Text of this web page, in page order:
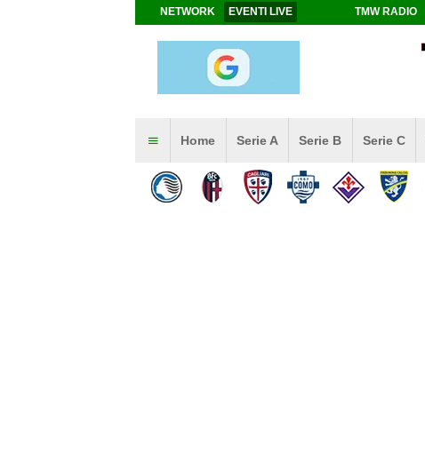
NETWORK EVENTI LIVE TMW RADIO
Home Serie A Serie B Serie C